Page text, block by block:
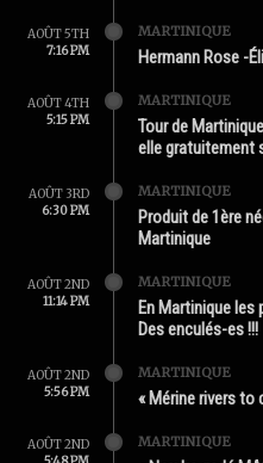
AOÛT 5TH
7:16 PM
MARTINIQUE
Hermann Rose -
AOÛT 4TH
5:15 PM
MARTINIQUE
Tour de
elle gratuitement
AOÛT 3RD
6:30 PM
MARTINIQUE
Produit de 1ère
Martinique
AOÛT 2ND
11:14 PM
MARTINIQUE
En Martinique les
Des enculés-es !!!
AOÛT 2ND
5:56 PM
MARTINIQUE
« Mérine rivers to
AOÛT 2ND
MARTINIQUE